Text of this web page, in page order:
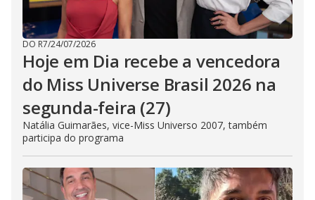
DO R7/24/07/2026
Hoje em Dia recebe a vencedora
do Miss Universe Brasil 2026 na
segunda-feira (27)
Natália Guimarães, vice-Miss Universo 2007, também
participa do programa